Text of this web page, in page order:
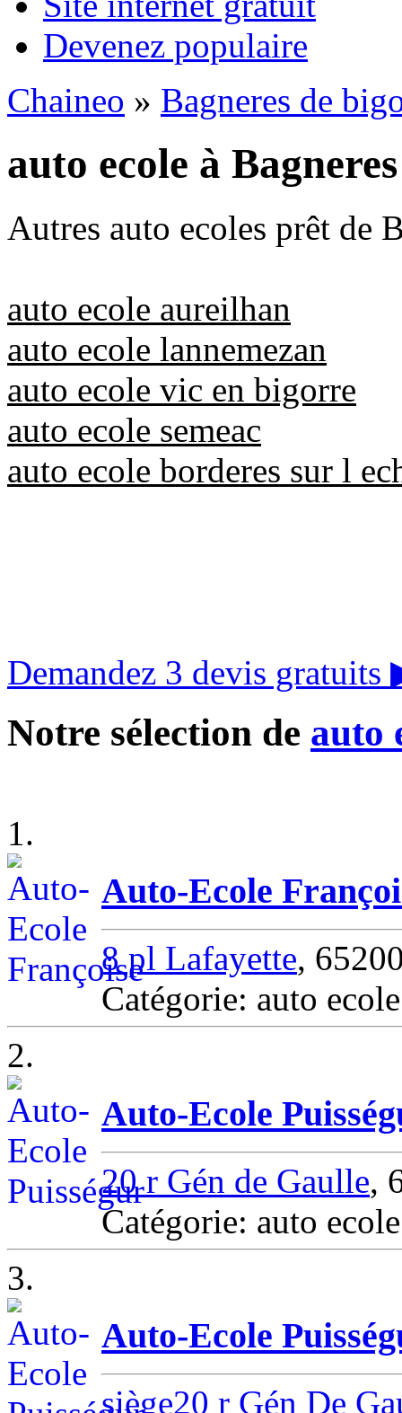
Devenez populaire
Chaineo » Bagneres de
auto ecole à
Autres auto ecoles prêt de
auto ecole aureilhan
auto ecole lannemezan
auto ecole vic en bigorre
auto ecole semeac
auto ecole borderes sur l
Demandez 3 devis gratuits
Notre sélection de auto
1.
Auto-Ecole
8 pl Lafayette,
Catégorie: auto
2.
Auto-Ecole
20 r Gén de Gaulle,
Catégorie: auto
3.
Auto-Ecole
siège20 r Gén De